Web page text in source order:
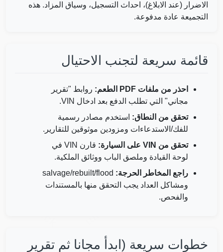
Autocheck
Copart
IAAI IAAICopart
Copart
IAAI
الاضرار (عند الابلاغ)، احداث التسجيل، وسياق المزاد. هذه
التجميعة عادة مدفوعة.
قائمة سريعة لتجنب الاحتيال
احذر من ملفات PDF الطعم:
روابط "تقرير
مجاني" التي تطلب الدفع بعد ادخال VIN.
تحقق من النطاق: استخدم مصادر رسمية
للفك/الاستدعاءات ومزودين موثوقين للتقارير.
تحقق من VIN على السيارة:
قارن VIN في
لوحة القيادة وملصق الباب ووثائق الملكية.
راجع المخاطر الحرجة: salvage/rebuilt/flood
ومشاكل العداد يجب التحقق منها بالمستندات
والفحص.
خطوات سريعة (ابدأ مجانا ثم تقرير